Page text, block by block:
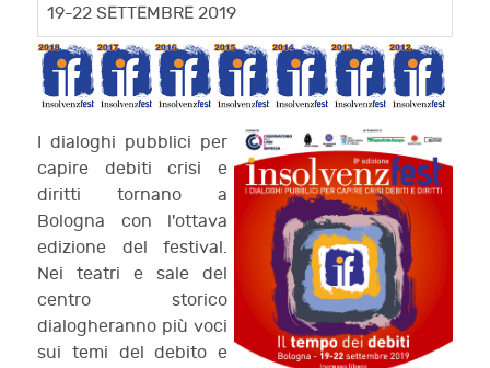
19-22 SETTEMBRE 2019
I dialoghi pubblici per
capire debiti crisi e
diritti tornano a
Bologna con l'ottava
edizione del festival.
Nei teatri e sale del
centro storico
dialogheranno più voci
sui temi del debito e